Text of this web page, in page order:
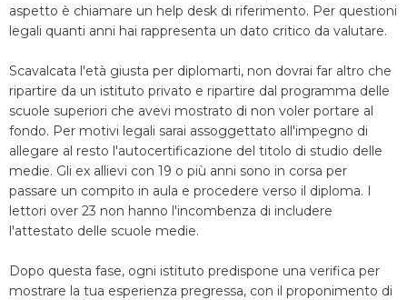
aspetto è chiamare un help desk di riferimento. Per questioni
legali quanti anni hai rappresenta un dato critico da valutare.
Scavalcata l'età giusta per diplomarti, non dovrai far altro che
ripartire da un istituto privato e ripartire dal programma delle
scuole superiori che avevi mostrato di non voler portare al
fondo. Per motivi legali sarai assoggettato all'impegno di
allegare al resto l'autocertificazione del titolo di studio delle
medie. Gli ex allievi con 19 o più anni sono in corsa per
passare un compito in aula e procedere verso il diploma. I
lettori over 23 non hanno l'incombenza di includere
l'attestato delle scuole medie.
Dopo questa fase, ogni istituto predispone una verifica per
mostrare la tua esperienza pregressa, con il proponimento di